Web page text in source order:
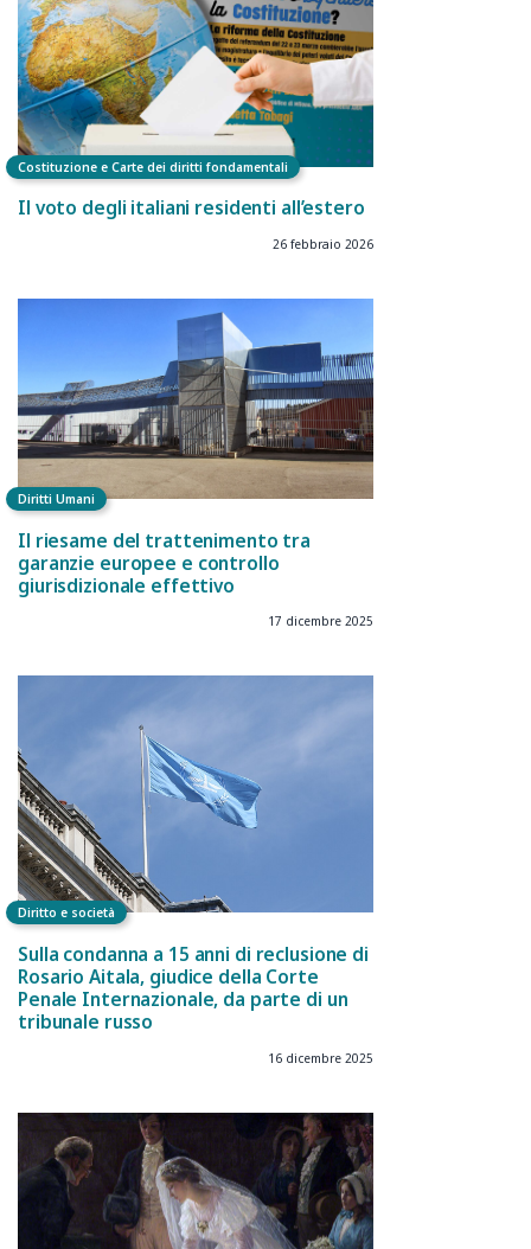
Costituzione e Carte dei diritti fondamentali
Il voto degli italiani residenti all’estero
26 febbraio 2026
Diritti Umani
Il riesame del trattenimento tra
garanzie europee e controllo
giurisdizionale effettivo
17 dicembre 2025
Diritto e società
Sulla condanna a 15 anni di reclusione di
Rosario Aitala, giudice della Corte
Penale Internazionale, da parte di un
tribunale russo
16 dicembre 2025